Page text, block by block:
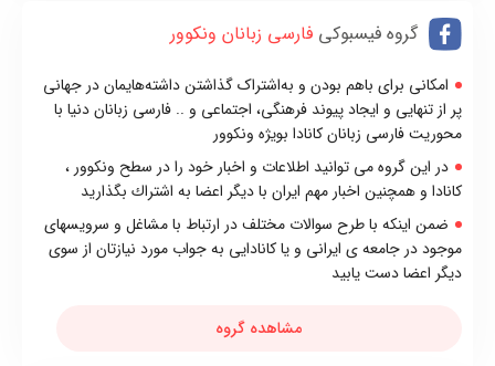
گروه فیسبوکی فارسی زبانان ونکوور
امکانی برای باهم بودن و به‌اشتراک گذاشتن داشته‌هایمان در جهانی
پر از تنهایی و ایجاد پیوند فرهنگی، اجتماعی و .. فارسی زبانان دنیا با
محوریت فارسی زبانان کانادا بویژه ونکوور
در اين گروه می توانيد اطلاعات و اخبار خود را در سطح ونكوور ،
كانادا و همچنین اخبار مهم ایران با ديگر اعضا به اشتراك بگذاريد
ضمن اينكه با طرح سوالات مختلف در ارتباط با مشاغل و سرويسهای
موجود در جامعه ی ايرانی و يا كانادايی به جواب مورد نيازتان از سوی
ديگر اعضا دست يابيد
مشاهده گروه